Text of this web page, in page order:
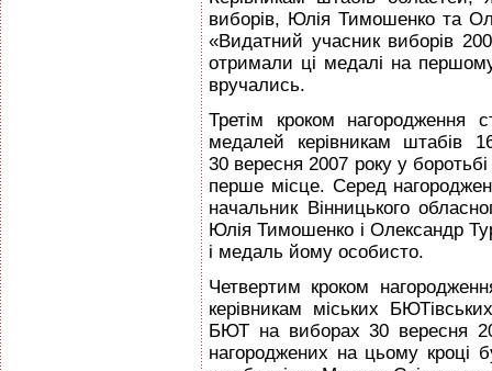
виборів, Юлія Тимошенко та
«Видатний учасник виборів
отримали ці медалі на
вручались.
Третім кроком нагородження
медалей керівникам
30 вересня 2007 року у
перше місце. Серед
начальник Вінницького
Юлія Тимошенко і Олександр
і медаль йому особисто.
Четвертим кроком
керівникам міських
БЮТ на виборах 30 вересня
нагороджених на цьому кроці